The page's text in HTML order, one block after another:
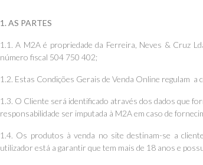
1. AS PARTES
1.1. A M2A é propriedade da Ferreira, Neves & Cruz
número fiscal 504 750 402;
1.2. Estas Condições Gerais de Venda Online regulam
1.3. O Cliente será identificado através dos dados que
responsabilidade ser imputada à M2A em caso de
1.4. Os produtos à venda no site destinam-se a
utilizador está a garantir que tem mais de 18 anos e